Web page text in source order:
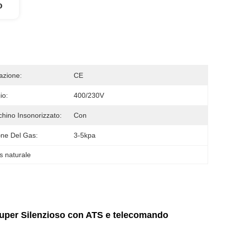
CE
400/230V
Insonorizzato: Con
Del Gas: 3-5kpa
naturale
Silenzioso con ATS e telecomando